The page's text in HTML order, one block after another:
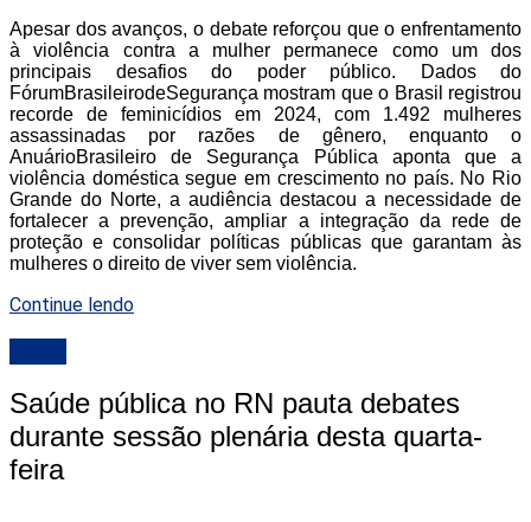
Apesar dos avanços, o debate reforçou que o enfrentamento
à violência contra a mulher permanece como um dos
principais desafios do poder público. Dados do
FórumBrasileirodeSegurança mostram que o Brasil registrou
recorde de feminicídios em 2024, com 1.492 mulheres
assassinadas por razões de gênero, enquanto o
AnuárioBrasileiro de Segurança Pública aponta que a
violência doméstica segue em crescimento no país. No Rio
Grande do Norte, a audiência destacou a necessidade de
fortalecer a prevenção, ampliar a integração da rede de
proteção e consolidar políticas públicas que garantam às
mulheres o direito de viver sem violência.
Continue lendo
Saúde pública no RN pauta debates
durante sessão plenária desta quarta-
feira